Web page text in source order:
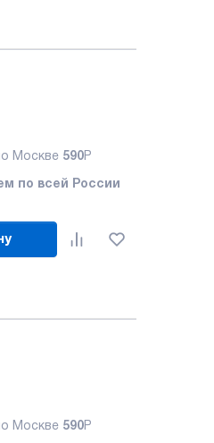
Москве 590Р
по всей России
Москве 590Р